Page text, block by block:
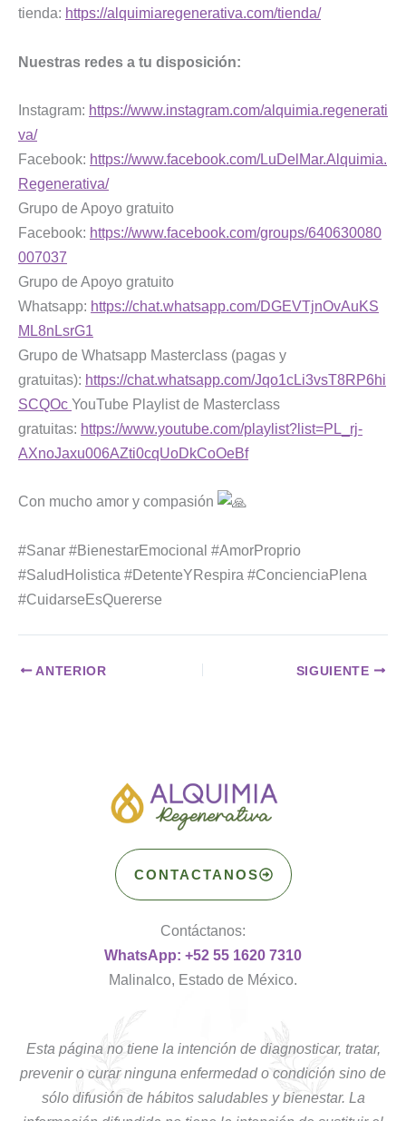
tienda: https://alquimiaregenerativa.com/tienda/
Nuestras redes a tu disposición:
Instagram: https://www.instagram.com/alquimia.regenerati
va/
Facebook: https://www.facebook.com/LuDelMar.Alquimia.
Regenerativa/
Grupo de Apoyo gratuito
Facebook: https://www.facebook.com/groups/640630080
007037
Grupo de Apoyo gratuito
Whatsapp: https://chat.whatsapp.com/DGEVTjnOvAuKS
ML8nLsrG1
Grupo de Whatsapp Masterclass (pagas y
gratuitas): https://chat.whatsapp.com/Jqo1cLi3vsT8RP6hi
SCQOc YouTube Playlist de Masterclass
gratuitas: https://www.youtube.com/playlist?list=PL_rj-
AXnoJaxu006AZti0cqUoDkCoOeBf
Con mucho amor y compasión
#Sanar #BienestarEmocional #AmorProprio
#SaludHolistica #DetenteYRespira #ConcienciaPlena
#CuidarseEsQuererse
ANTERIOR SIGUIENTE
CONTACTANOS
Contáctanos:
WhatsApp: +52 55 1620 7310
Malinalco, Estado de México.
Esta página no tiene la intención de diagnosticar, tratar,
prevenir o curar ninguna enfermedad o condición sino de
sólo difusión de hábitos saludables y bienestar. La